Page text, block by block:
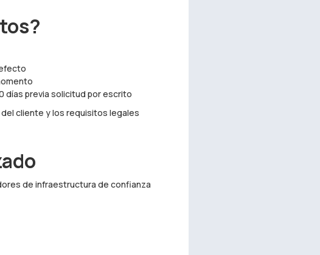
días previa solicitud por escrito
cliente y los requisitos legales
de infraestructura de confianza